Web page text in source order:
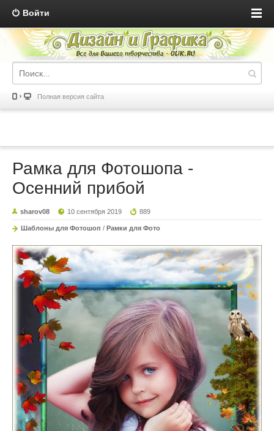
Войти
Полная версия сайта
Рамка для Фотошопа -
Осенний прибой
sharov08 10 сентября 2019 889
Шаблоны для Фотошоп / Рамки для Фото